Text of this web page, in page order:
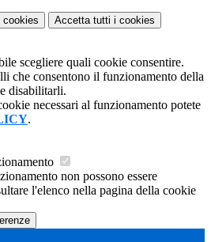
cookies Accetta tutti i cookies
scegliere quali cookie consentire.
che consentono il funzionamento della
disabilitarli.
necessari al funzionamento potete
.
non possono essere
l'elenco nella pagina della cookie